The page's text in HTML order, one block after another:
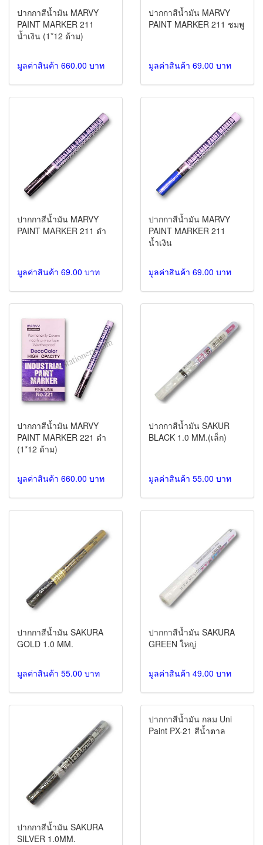
ปากกาสีน้ำมัน MARVY
PAINT MARKER 211
น้ำเงิน (1*12 ด้าม)
มูลค่าสินค้า 660.00 บาท
ปากกาสีน้ำมัน MARVY
PAINT MARKER 211 ชมพู
มูลค่าสินค้า 69.00 บาท
ปากกาสีน้ำมัน MARVY
PAINT MARKER 211 ดำ
มูลค่าสินค้า 69.00 บาท
ปากกาสีน้ำมัน MARVY
PAINT MARKER 211
น้ำเงิน
มูลค่าสินค้า 69.00 บาท
ปากกาสีน้ำมัน MARVY
PAINT MARKER 221 ดำ
(1*12 ด้าม)
มูลค่าสินค้า 660.00 บาท
ปากกาสีน้ำมัน SAKUR
BLACK 1.0 MM.(เล็ก)
มูลค่าสินค้า 55.00 บาท
ปากกาสีน้ำมัน SAKURA
GOLD 1.0 MM.
มูลค่าสินค้า 55.00 บาท
ปากกาสีน้ำมัน SAKURA
GREEN ใหญ่
มูลค่าสินค้า 49.00 บาท
ปากกาสีน้ำมัน SAKURA
SILVER 1.0MM.
ปากกาสีน้ำมัน กลม Uni
Paint PX-21 สีน้ำตาล